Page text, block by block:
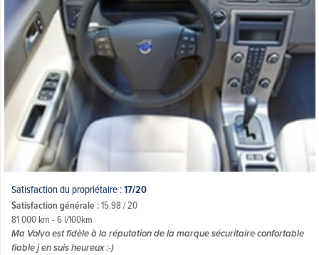
Satisfaction du propriétaire :17/20
Satisfaction générale :15.98 / 20
81 000 km - 6 l/100km
Ma Volvo est fidèle à la réputation de la marque sécuritaire confortable
fiable j en suis heureux :-)